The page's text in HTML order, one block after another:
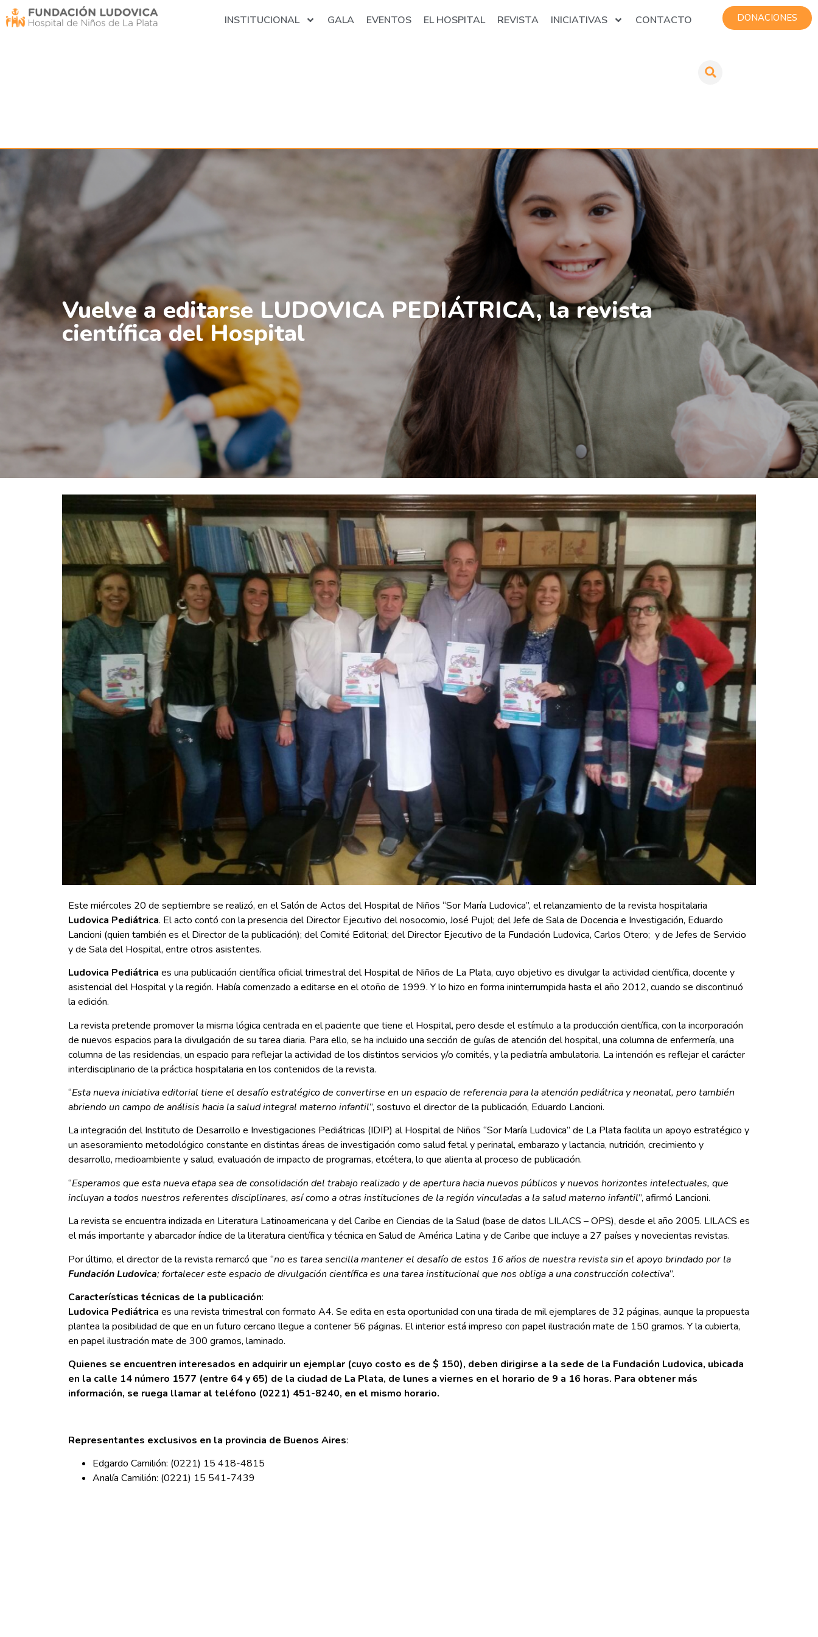
DONACIONES
INSTITUCIONAL GALA EVENTOS EL HOSPITAL REVISTA INICIATIVAS CONTACTO
Vuelve a editarse LUDOVICA PEDIÁTRICA, la revista
científica del Hospital
Este miércoles 20 de septiembre se realizó, en el Salón de Actos del Hospital de Niños “Sor María Ludovica”, el relanzamiento de la revista hospitalaria
Ludovica Pediátrica. El acto contó con la presencia del Director Ejecutivo del nosocomio, José Pujol; del Jefe de Sala de Docencia e Investigación, Eduardo
Lancioni (quien también es el Director de la publicación); del Comité Editorial; del Director Ejecutivo de la Fundación Ludovica, Carlos Otero; y de Jefes de Servicio
y de Sala del Hospital, entre otros asistentes.
Ludovica Pediátrica es una publicación científica oficial trimestral del Hospital de Niños de La Plata, cuyo objetivo es divulgar la actividad científica, docente y
asistencial del Hospital y la región. Había comenzado a editarse en el otoño de 1999. Y lo hizo en forma ininterrumpida hasta el año 2012, cuando se discontinuó
la edición.
La revista pretende promover la misma lógica centrada en el paciente que tiene el Hospital, pero desde el estímulo a la producción científica, con la incorporación
de nuevos espacios para la divulgación de su tarea diaria. Para ello, se ha incluido una sección de guías de atención del hospital, una columna de enfermería, una
columna de las residencias, un espacio para reflejar la actividad de los distintos servicios y/o comités, y la pediatría ambulatoria. La intención es reflejar el carácter
interdisciplinario de la práctica hospitalaria en los contenidos de la revista.
“Esta nueva iniciativa editorial tiene el desafío estratégico de convertirse en un espacio de referencia para la atención pediátrica y neonatal, pero también
abriendo un campo de análisis hacia la salud integral materno infantil”, sostuvo el director de la publicación, Eduardo Lancioni.
La integración del Instituto de Desarrollo e Investigaciones Pediátricas (IDIP) al Hospital de Niños “Sor María Ludovica” de La Plata facilita un apoyo estratégico y
un asesoramiento metodológico constante en distintas áreas de investigación como salud fetal y perinatal, embarazo y lactancia, nutrición, crecimiento y
desarrollo, medioambiente y salud, evaluación de impacto de programas, etcétera, lo que alienta al proceso de publicación.
“Esperamos que esta nueva etapa sea de consolidación del trabajo realizado y de apertura hacia nuevos públicos y nuevos horizontes intelectuales, que
incluyan a todos nuestros referentes disciplinares, así como a otras instituciones de la región vinculadas a la salud materno infantil”, afirmó Lancioni.
La revista se encuentra indizada en Literatura Latinoamericana y del Caribe en Ciencias de la Salud (base de datos LILACS – OPS), desde el año 2005. LILACS es
el más importante y abarcador índice de la literatura científica y técnica en Salud de América Latina y de Caribe que incluye a 27 países y novecientas revistas.
Por último, el director de la revista remarcó que “no es tarea sencilla mantener el desafío de estos 16 años de nuestra revista sin el apoyo brindado por la
Fundación Ludovica; fortalecer este espacio de divulgación científica es una tarea institucional que nos obliga a una construcción colectiva”.
Características técnicas de la publicación:
Ludovica Pediátrica es una revista trimestral con formato A4. Se edita en esta oportunidad con una tirada de mil ejemplares de 32 páginas, aunque la propuesta
plantea la posibilidad de que en un futuro cercano llegue a contener 56 páginas. El interior está impreso con papel ilustración mate de 150 gramos. Y la cubierta,
en papel ilustración mate de 300 gramos, laminado.
Quienes se encuentren interesados en adquirir un ejemplar (cuyo costo es de $ 150), deben dirigirse a la sede de la Fundación Ludovica, ubicada
en la calle 14 número 1577 (entre 64 y 65) de la ciudad de La Plata, de lunes a viernes en el horario de 9 a 16 horas. Para obtener más
información, se ruega llamar al teléfono (0221) 451-8240, en el mismo horario.
Representantes exclusivos en la provincia de Buenos Aires:
Edgardo Camilión: (0221) 15 418-4815
Analía Camilión: (0221) 15 541-7439